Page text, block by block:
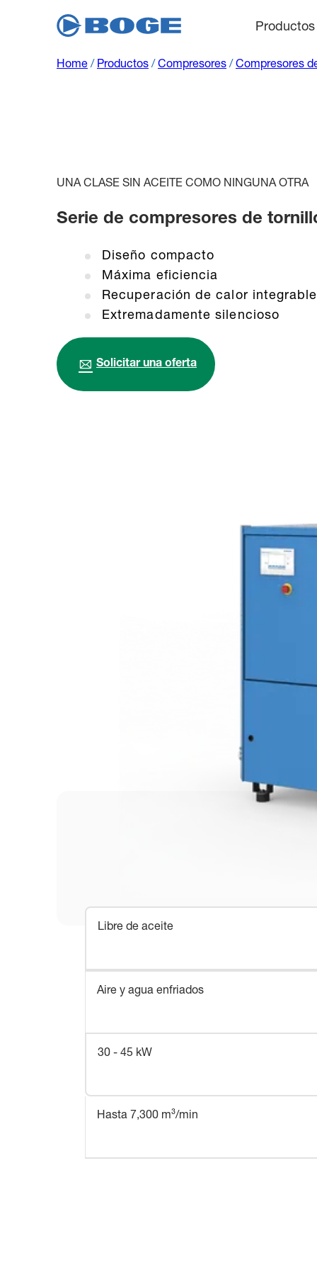
Productos
Home / Productos / Compresores / Compresores
UNA CLASE SIN ACEITE COMO NINGUNA OTRA
Serie de compresores de
Diseño compacto
Máxima eficiencia
Recuperación de calor integrable
Extremadamente silencioso
Solicitar una oferta
Libre de aceite
Aire y agua enfriados
30 - 45 kW
Hasta 7,300 m³/min